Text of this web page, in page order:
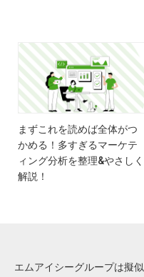
まずこれを読めば全体がつ
かめる！多すぎるマーケテ
ィング分析を整理&やさしく
解説！
エムアイシーグループは擬